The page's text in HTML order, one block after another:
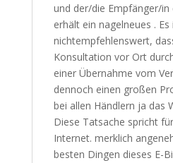
und der/die Empfänger/
erhält ein nagelneues .
nichtempfehlenswert,
Konsultation vor Ort
einer Übernahme vom
dennoch einen großen
bei allen Händlern ja das
Diese Tatsache spricht
Internet. merklich
besten Dingen dieses E-